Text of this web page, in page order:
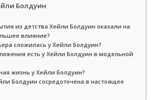
Болдуин
из детства Хейли Болдуин оказали на
влияние?
сложилась у Хейли Болдуин?
есть у Хейли Болдуин в модельной
жизнь у Хейли Болдуин?
Болдуин сосредоточена в настоящее